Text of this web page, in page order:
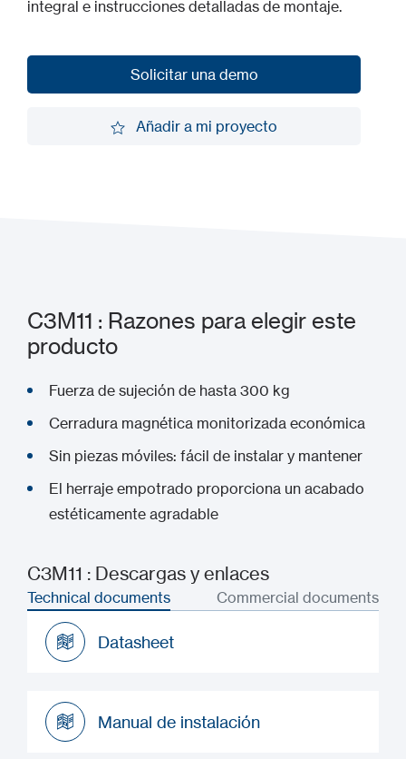
integral e instrucciones detalladas de montaje.
Solicitar una demo
Añadir a mi proyecto
C3M11 : Razones para elegir este
producto
Fuerza de sujeción de hasta 300 kg
Cerradura magnética monitorizada económica
Sin piezas móviles: fácil de instalar y mantener
El herraje empotrado proporciona un acabado
estéticamente agradable
C3M11 : Descargas y enlaces
Technical documents Commercial documents
Datasheet
Manual de instalación